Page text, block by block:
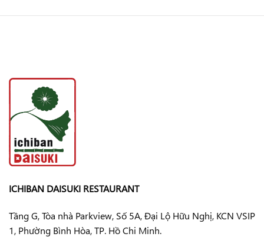
ICHIBAN DAISUKI RESTAURANT
Tầng G, Tòa nhà Parkview, Số 5A, Đại Lộ Hữu Nghị, KCN VSIP
1, Phường Bình Hòa, TP. Hồ Chi Minh.